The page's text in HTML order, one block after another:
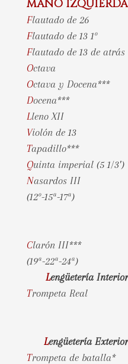
MANO IZQUIERDA
Flautado de 26
Flautado de 13 1º
Flautado de 13 de atrás
Octava
Octava y Docena***
Docena***
Lleno XII
Violón de 13
Tapadillo***
Quinta imperial (5 1/3′)
Nasardos III
(12º-15ª-17ª)
Clarón III***
(19ª-22ª-24ª)
Lengüetería Interior
Trompeta Real
Lengüetería Exterior
Trompeta de batalla*